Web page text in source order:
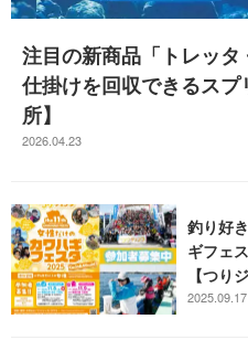
注目の新商品「トレッ
仕掛けを回収できるス
所】
2026.04.23
釣り好
ギフェ
【つり
2025.09.17